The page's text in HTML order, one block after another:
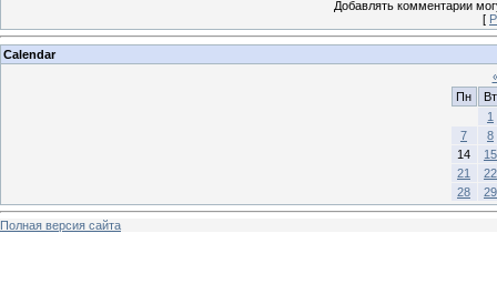
Добавлять комментарии
[
Calendar
Пн
Вт
1
7
8
14
15
21
22
28
29
Полная версия сайта